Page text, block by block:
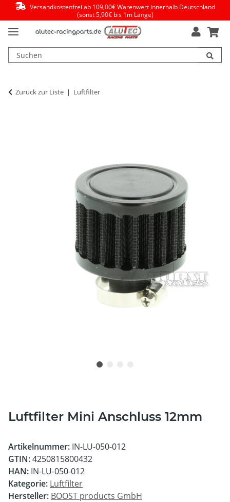
Versandkostenfrei ab 109,00€ Warenwert innerhalb Deutschland
(sonst 5,90€ bis 1m Länge)
Zurück zur Liste Luftfilter
Luftfilter Mini Anschluss 12mm
Artikelnummer: IN-LU-050-012
GTIN:4250815800432
HAN: IN-LU-050-012
Kategorie: Luftfilter
Hersteller: BOOST products GmbH